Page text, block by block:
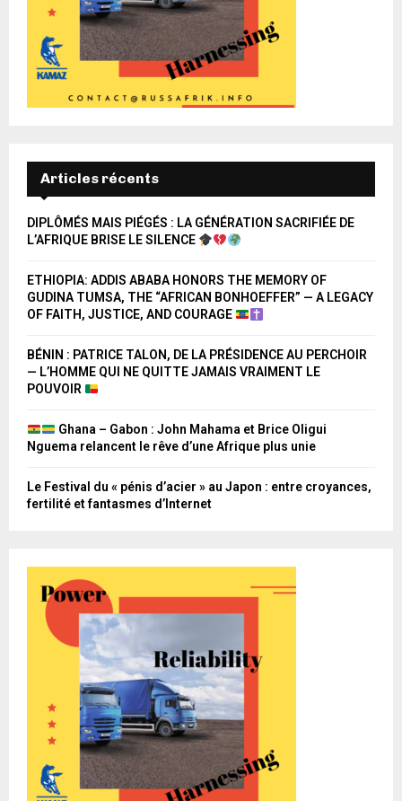
Articles récents
DIPLÔMÉS MAIS PIÉGÉS : LA GÉNÉRATION SACRIFIÉE DE
L’AFRIQUE BRISE LE SILENCE
ETHIOPIA: ADDIS ABABA HONORS THE MEMORY OF
GUDINA TUMSA, THE “AFRICAN BONHOEFFER” — A LEGACY
OF FAITH, JUSTICE, AND COURAGE
BÉNIN : PATRICE TALON, DE LA PRÉSIDENCE AU PERCHOIR
— L’HOMME QUI NE QUITTE JAMAIS VRAIMENT LE
POUVOIR
Ghana – Gabon : John Mahama et Brice Oligui
Nguema relancent le rêve d’une Afrique plus unie
Le Festival du « pénis d’acier » au Japon : entre croyances,
fertilité et fantasmes d’Internet